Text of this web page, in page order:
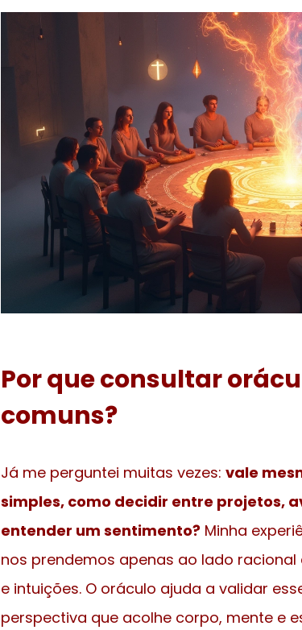
Por que consultar
comuns?
Já me perguntei muitas vezes: vale
simples, como decidir entre projetos,
entender um sentimento? Minha
nos prendemos apenas ao lado
e intuições. O oráculo ajuda a validar
perspectiva que acolhe corpo, mente e